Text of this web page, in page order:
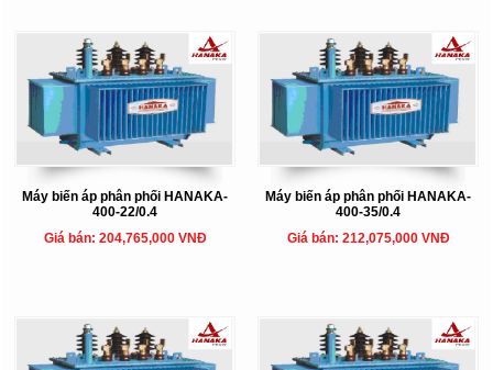
Máy biến áp phân phối HANAKA-
400-22/0.4
Giá bán: 204,765,000 VNĐ
Máy biến áp phân phối HANAKA-
400-35/0.4
Giá bán: 212,075,000 VNĐ